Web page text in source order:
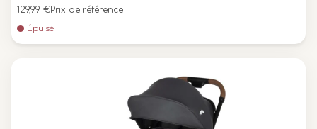
129,99 €Prix de référence
Épuisé